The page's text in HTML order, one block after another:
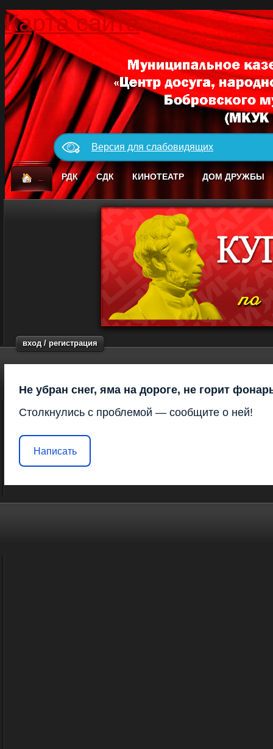
Карта сайта
Версия для слабовидящих
РДК СДК КИНОТЕАТР ДОМ ДРУЖБЫ
вход / регистрация
Не убран снег, яма на дороге, не горит
Столкнулись с проблемой — сообщите о ней!
Написать